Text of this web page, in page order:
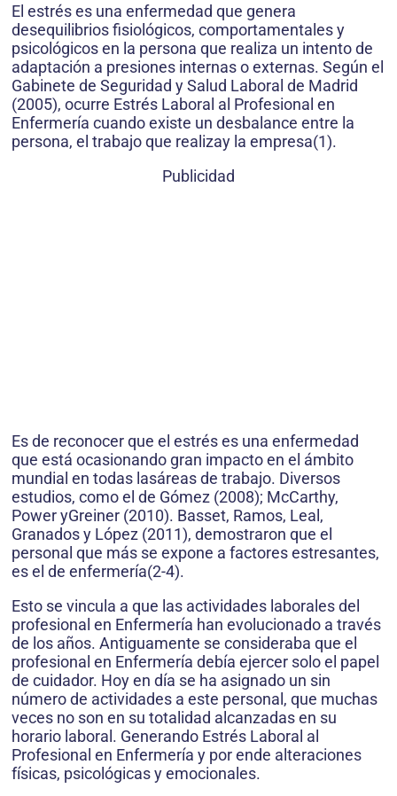
El estrés es una enfermedad que genera
desequilibrios fisiológicos, comportamentales y
psicológicos en la persona que realiza un intento de
adaptación a presiones internas o externas. Según el
Gabinete de Seguridad y Salud Laboral de Madrid
(2005), ocurre Estrés Laboral al Profesional en
Enfermería cuando existe un desbalance entre la
persona, el trabajo que realizay la empresa(1).
Publicidad
Es de reconocer que el estrés es una enfermedad
que está ocasionando gran impacto en el ámbito
mundial en todas lasáreas de trabajo. Diversos
estudios, como el de Gómez (2008); McCarthy,
Power yGreiner (2010). Basset, Ramos, Leal,
Granados y López (2011), demostraron que el
personal que más se expone a factores estresantes,
es el de enfermería(2-4).
Esto se vincula a que las actividades laborales del
profesional en Enfermería han evolucionado a través
de los años. Antiguamente se consideraba que el
profesional en Enfermería debía ejercer solo el papel
de cuidador. Hoy en día se ha asignado un sin
número de actividades a este personal, que muchas
veces no son en su totalidad alcanzadas en su
horario laboral. Generando Estrés Laboral al
Profesional en Enfermería y por ende alteraciones
físicas, psicológicas y emocionales.